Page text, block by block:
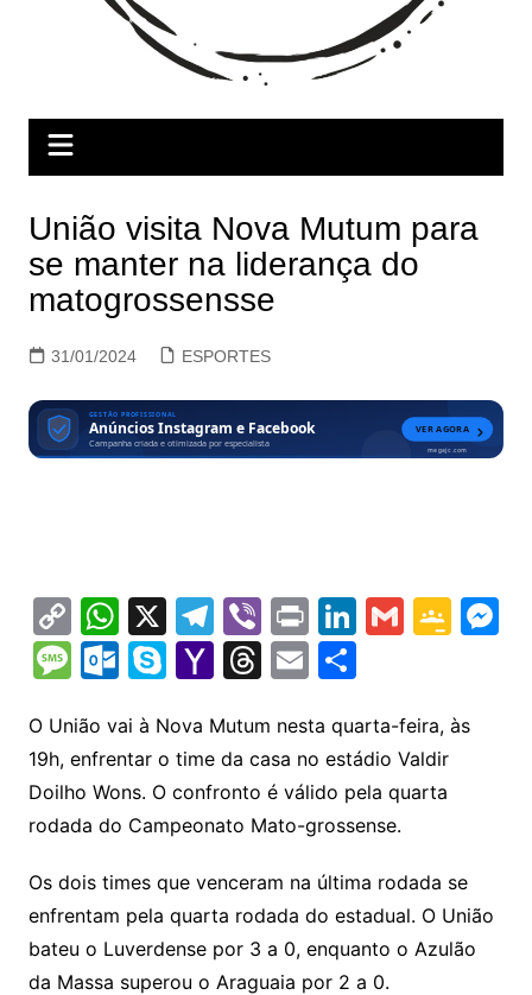
União visita Nova Mutum para
se manter na liderança do
matogrossensse
31/01/2024 ESPORTES
C
o
p
y
Li
n
k
W
h
at
s
A
p
p
X T
el
e
gr
a
m
Vi
b
er
Pr
in
t
Li
n
k
e
dI
n
G
l
G
gl
s
sr
o
M
M
s
s
a
g
e
O
lo
o
k.
c
o
m
S
y
p
e
Y
h
o
o
M
ai
l
T
e
a
d
s
E
ai
l
S
ar
e
O União vai à Nova Mutum nesta quarta-feira, às
19h, enfrentar o time da casa no estádio Valdir
Doilho Wons. O confronto é válido pela quarta
rodada do Campeonato Mato-grossense.
Os dois times que venceram na última rodada se
enfrentam pela quarta rodada do estadual. O União
bateu o Luverdense por 3 a 0, enquanto o Azulão
da Massa superou o Araguaia por 2 a 0.